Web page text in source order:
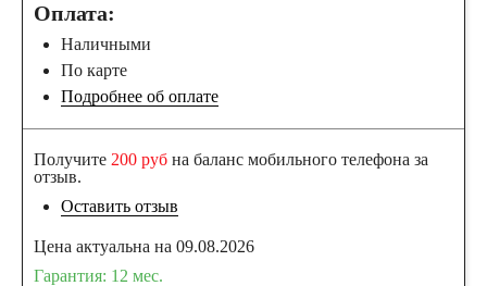
Оплата:
Наличными
По карте
Подробнее об оплате
Получите 200 руб на баланс мобильного телефона за
отзыв.
Оставить отзыв
Цена актуальна на 09.08.2026
Гарантия: 12 мес.